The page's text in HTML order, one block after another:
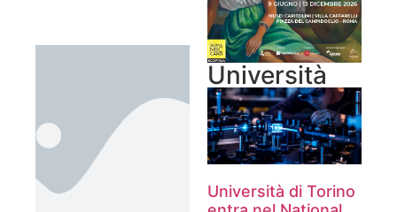
Università
Università di Torino